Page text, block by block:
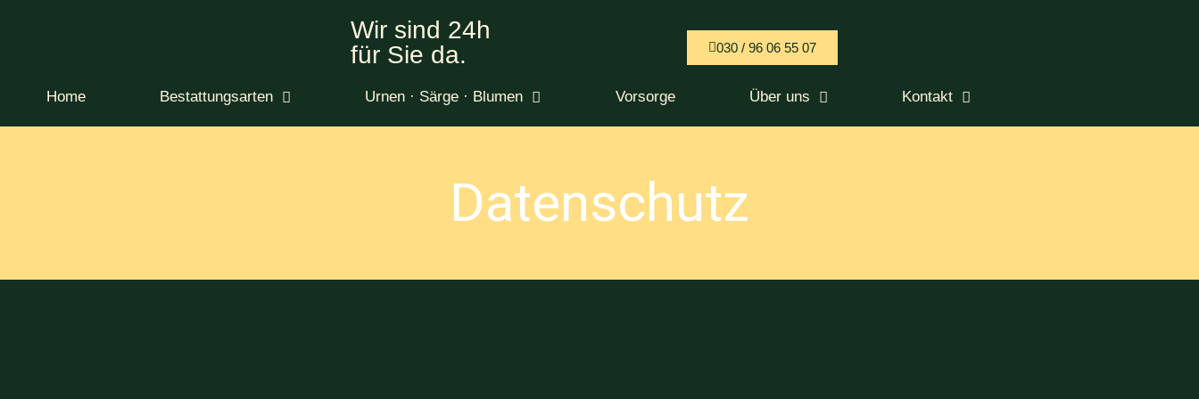
Wir sind 24h
für Sie da.
030 / 96 06 55 07
Home Bestattungsarten Urnen · Särge · Blumen Vorsorge Über uns Kontakt
Datenschutz